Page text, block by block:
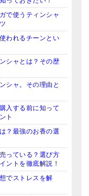
で使うティンシャ
われるチーンとい
シャとは？その歴
シャ。その理由と
入する前に知って
ト
？最強のお香の選
っている？選び方
ントを徹底解説！
でストレスを解